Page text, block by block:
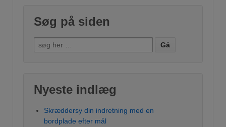
Søg på siden
Søg efter:
Nyeste indlæg
Skræddersy din indretning med en
bordplade efter mål